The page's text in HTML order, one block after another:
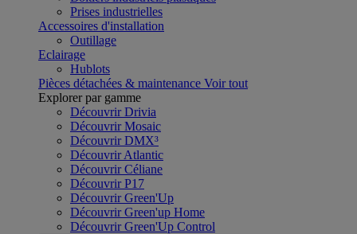
Prises industrielles
Accessoires d'installation
Outillage
Eclairage
Hublots
Pièces détachées & maintenance Voir tout
Explorer par gamme
Découvrir Drivia
Découvrir Mosaic
Découvrir DMX³
Découvrir Atlantic
Découvrir Céliane
Découvrir P17
Découvrir Green'Up
Découvrir Green'up Home
Découvrir Green'Up Control